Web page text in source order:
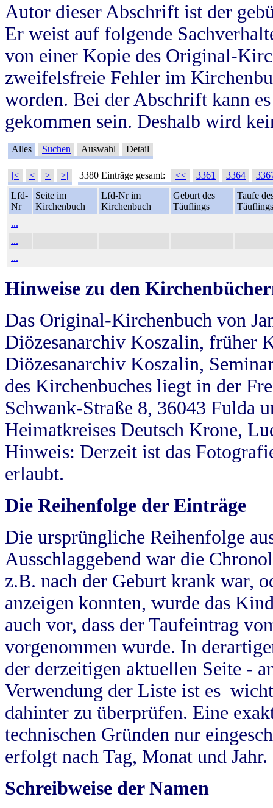
Autor dieser Abschrift ist der
Er weist auf folgende
von einer Kopie des Original-
zweifelsfreie Fehler im
worden. Bei der Abschrift kann
gekommen sein. Deshalb wird
Alles Suchen Auswahl Detail
|< < > >| 3380 Einträge gesamt: << 3361 3364
Lfd-
Nr
Seite im
Kirchenbuch
Lfd-Nr im
Kirchenbuch
Geburt des
Täuflings
Taufe
Täuflings
...
...
...
Hinweise zu den
Das Original-Kirchenbuch von
Diözesanarchiv Koszalin, früher
Diözesanarchiv Koszalin,
des Kirchenbuches liegt in der
Schwank-Straße 8, 36043 Fulda
Heimatkreises Deutsch Krone,
Hinweis: Derzeit ist das
erlaubt.
Die Reihenfolge der Einträge
Die ursprüngliche Reihenfolge
Ausschlaggebend war die
z.B. nach der Geburt krank war,
anzeigen konnten, wurde das
auch vor, dass der Taufeintrag
vorgenommen wurde. In
der derzeitigen aktuellen Seite -
Verwendung der Liste ist es
dahinter zu überprüfen. Eine
technischen Gründen nur
erfolgt nach Tag, Monat und Jahr.
Schreibweise der Namen